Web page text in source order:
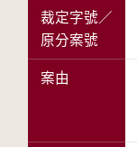
裁定字號／
原分案號
案由